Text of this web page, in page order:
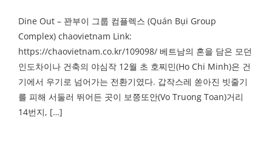
Dine Out – 꽌부이 그룹 컴플렉스 (Quán Bụi Group
Complex) chaovietnam Link:
https://chaovietnam.co.kr/109098/ 베트남의 혼을 담은 모던
인도차이나 건축의 야심작 12월 초 호찌민(Ho Chi Minh)은 건
기에서 우기로 넘어가는 전환기였다. 갑작스레 쏟아진 빗줄기
를 피해 서둘러 뛰어든 곳이 보쯩또안(Vo Truong Toan)거리
14번지, […]